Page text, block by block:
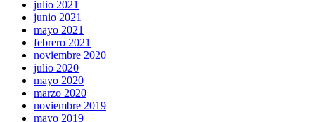
julio 2021
junio 2021
mayo 2021
febrero 2021
noviembre 2020
julio 2020
mayo 2020
marzo 2020
noviembre 2019
mayo 2019